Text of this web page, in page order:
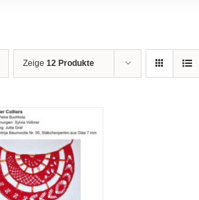
Zeige 12 Produkte